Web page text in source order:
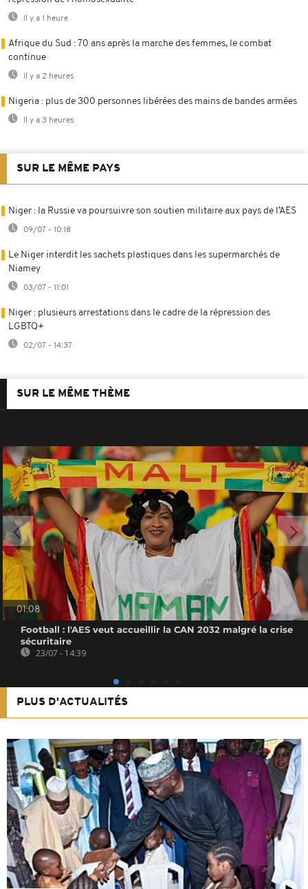
Il y a 1 heure
Afrique du Sud : 70 ans après la marche des femmes, le combat
continue
Il y a 2 heures
Nigeria : plus de 300 personnes libérées des mains de bandes armées
Il y a 3 heures
SUR LE MÊME PAYS
Niger : la Russie va poursuivre son soutien militaire aux pays de l’AES
09/07 - 10:18
Le Niger interdit les sachets plastiques dans les supermarchés de
Niamey
03/07 - 11:01
Niger : plusieurs arrestations dans le cadre de la répression des
LGBTQ+
02/07 - 14:37
SUR LE MÊME THÈME
01:08
Football : l'AES veut accueillir la CAN 2032 malgré la crise
sécuritaire
23/07 - 14:39
PLUS D'ACTUALITÉS